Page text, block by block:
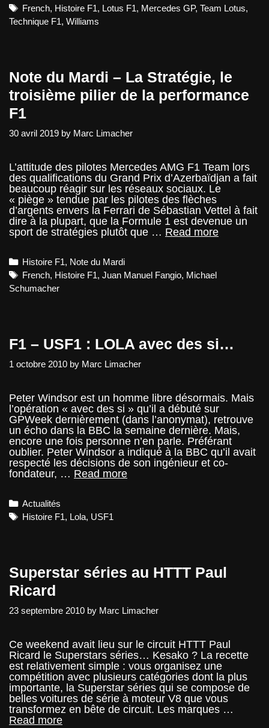
Tags
French, Histoire F1, Lotus F1, Mercedes GP,Team Lotus,
Technique F1, Williams
Note du Mardi – La Stratégie, le
troisième pilier de la performance
F1
30 avril 2019 by Marc Limacher
L’attitude des pilotes Mercedes AMG F1 Team lors
des qualifications du Grand Prix d’Azerbaïdjan a fait
beaucoup réagir sur les réseaux sociaux. Le
« piège » tendue par les pilotes des flèches
d’argents envers la Ferrari de Sébastian Vettel à fait
dire à la plupart, que la Formule 1 est devenue un
sport de stratégies plutôt que … Read moreNote
la
Categories
Histoire F1, Note du Mardi
Tags
French, Histoire F1,Juan Manuel Fangio, Michael
Schumacher
F1 – USF1 : LOLA avec des si…
1 octobre 2010 by Marc Limacher
Peter Windsor est un homme libre désormais. Mais
l’opération « avec des si » qu’il a débuté sur
GPWeek dernièrement (dans l’anonymat), retrouve
un écho dans la BBC la semaine dernière. Mais,
encore une fois personne n’en parle. Préférant
oublier. Peter Windsor a indiqué à la BBC qu’il avait
respecté les décisions de son ingénieur et co-
fondateur, … Read moreF1
Categories
Actualités
Tags
Histoire F1, Lola, USF1
Superstar séries au HTTT Paul
Ricard
23 septembre 2010 by Marc Limacher
Ce weekend avait lieu sur le circuit HTTT Paul
Ricard le Superstars séries… Kesako ? La recette
est relativement simple : vous organisez une
compétition avec plusieurs catégories dont la plus
importante, la Superstar séries qui se compose de
belles voitures de série à moteur V8 que vous
transformez en bête de circuit. Les marques …
Read moreSuperstar